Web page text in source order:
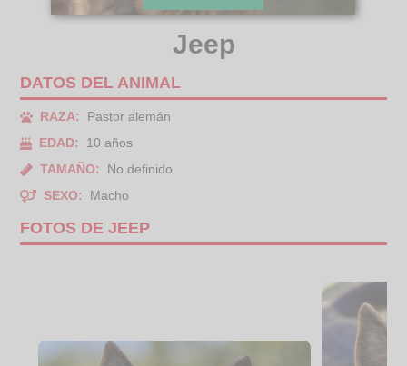
Jeep
DATOS DEL ANIMAL
RAZA:
Pastor alemán
EDAD:
10 años
TAMAÑO:
No definido
SEXO:
Macho
FOTOS DE JEEP